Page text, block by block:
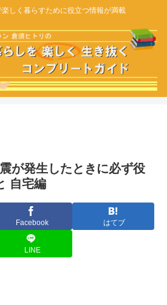
しく暮らすために役立つ情報が満載
が発生したときに必ず役
自宅編
Facebook はてブ
LINE